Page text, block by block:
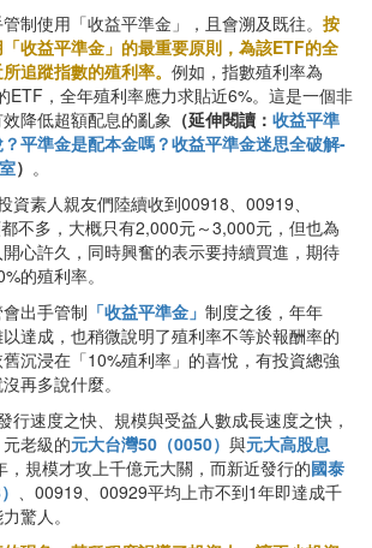
制使用「收益平準金」，且會溯及既往。 按
收益平準金」的最重要原則，為該ETF的全
追蹤指數的殖利率。 例如，指數殖利率為
ETF，全年殖利率應力求貼近6%。這是一個非
降低超額配息的亂象 （延伸閱讀： 收益平準
平準金是配本金嗎？收益平準金迷思全破解-
） 。
資素人親友們陸續收到00918、00919、
不多，大概只有2,000元～3,000元，但也為
心許久，同時興奮的表示要持續買進，期待
的殖利率。
出手管制 「收益平準金」 制度之後，年年
達成，也稍微說明了殖利率不等於報酬率的
沉浸在「10%殖利率」的喜悅，有投資總強
再多說什麼。
行速度之快、規模與受益人數成長速度之快，
老級的元大台灣50（0050） 與元大高股息
，規模才攻上千億元大關，而新近發行的國泰
、00919、00929平均上市不到1年即達成千
驚人。